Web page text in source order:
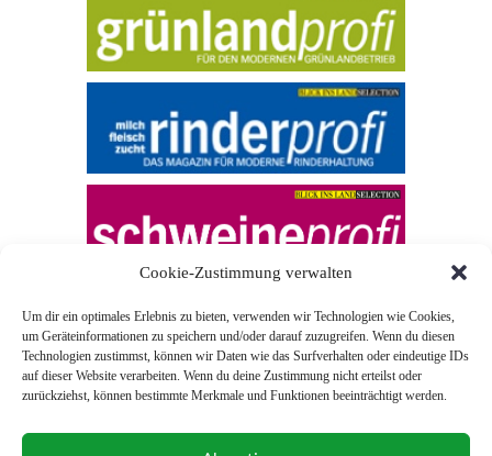
Cookie-Zustimmung verwalten
Um dir ein optimales Erlebnis zu bieten, verwenden wir Technologien wie Cookies,
um Geräteinformationen zu speichern und/oder darauf zuzugreifen. Wenn du diesen
Technologien zustimmst, können wir Daten wie das Surfverhalten oder eindeutige IDs
auf dieser Website verarbeiten. Wenn du deine Zustimmung nicht erteilst oder
zurückziehst, können bestimmte Merkmale und Funktionen beeinträchtigt werden.
© 2026 Blick ins Land